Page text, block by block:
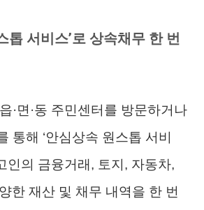
톱 서비스’로 상속채무 한 번
·면·동 주민센터를 방문하거나
통해 ‘안심상속 원스톱 서비
인의 금융거래, 토지, 자동차,
한 재산 및 채무 내역을 한 번